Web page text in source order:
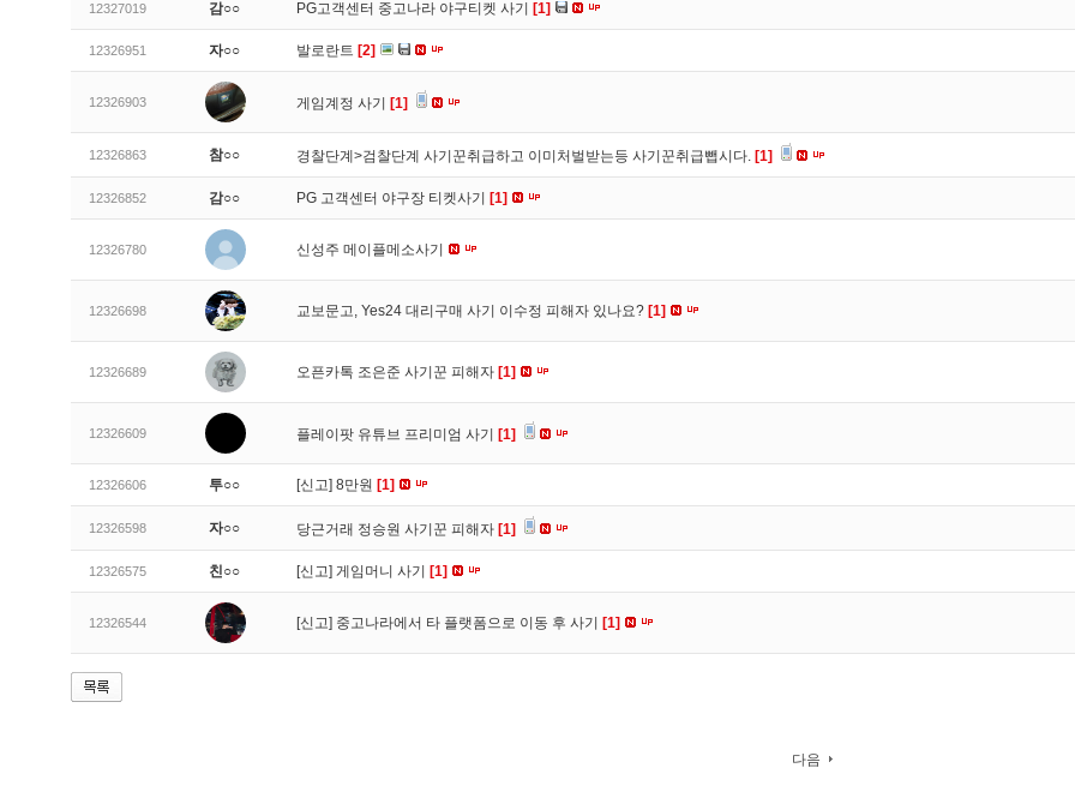
12327019 감○○ PG고객센터 중고나라 야구티켓 사기 [1]
12326951 자○○ 발로란트 [2]
12326903 게임계정 사기 [1]
12326863 참○○ 경찰단계>검찰단계 사기꾼취급하고 이미처벌받는등 사기꾼취급뺍시다. [1]
12326852 감○○ PG 고객센터 야구장 티켓사기 [1]
12326780 신성주 메이플메소사기
12326698 교보문고, Yes24 대리구매 사기 이수정 피해자 있나요? [1]
12326689 오픈카톡 조은준 사기꾼 피해자 [1]
12326609 플레이팟 유튜브 프리미엄 사기 [1]
12326606 투○○ [신고] 8만원 [1]
12326598 자○○ 당근거래 정승원 사기꾼 피해자 [1]
12326575 친○○ [신고] 게임머니 사기 [1]
12326544 [신고] 중고나라에서 타 플랫폼으로 이동 후 사기 [1]
다음